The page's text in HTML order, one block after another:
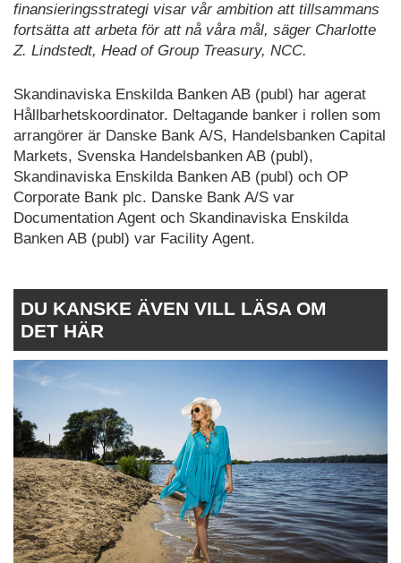
finansieringsstrategi visar vår ambition att tillsammans
fortsätta att arbeta för att nå våra mål, säger Charlotte
Z. Lindstedt, Head of Group Treasury, NCC.
Skandinaviska Enskilda Banken AB (publ) har agerat
Hållbarhetskoordinator. Deltagande banker i rollen som
arrangörer är Danske Bank A/S, Handelsbanken Capital
Markets, Svenska Handelsbanken AB (publ),
Skandinaviska Enskilda Banken AB (publ) och OP
Corporate Bank plc. Danske Bank A/S var
Documentation Agent och Skandinaviska Enskilda
Banken AB (publ) var Facility Agent.
DU KANSKE ÄVEN VILL LÄSA OM
DET HÄR